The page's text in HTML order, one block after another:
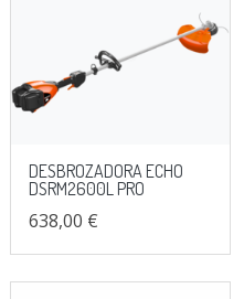
DESBROZADORA ECHO
DSRM2600L PRO
638,00 €